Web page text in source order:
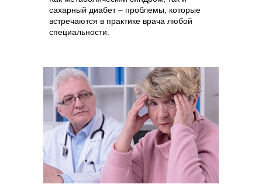
сахарный диабет – проблемы, которые
встречаются в практике врача любой
специальности.